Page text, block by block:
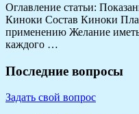
Оглавление статьи:
Киноки Состав Киноки
применению Желание иметь
каждого …
Последние вопросы
Задать свой вопрос